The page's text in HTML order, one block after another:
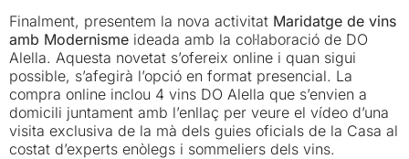
Finalment, presentem la nova activitat Maridatge de vins
amb Modernisme ideada amb la col·laboració de DO
Alella. Aquesta novetat s’ofereix online i quan sigui
possible, s’afegirà l’opció en format presencial. La
compra online inclou 4 vins DO Alella que s’envien a
domicili juntament amb l’enllaç per veure el vídeo d’una
visita exclusiva de la mà dels guies oficials de la Casa al
costat d’experts enòlegs i sommeliers dels vins.